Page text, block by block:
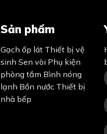
Sản phẩm
Gạch ốp lát Thiết bị vệ
sinh Sen vòi Phụ kiện
phòng tắm Bình nóng
lạnh Bồn nước Thiết bị
nhà bếp